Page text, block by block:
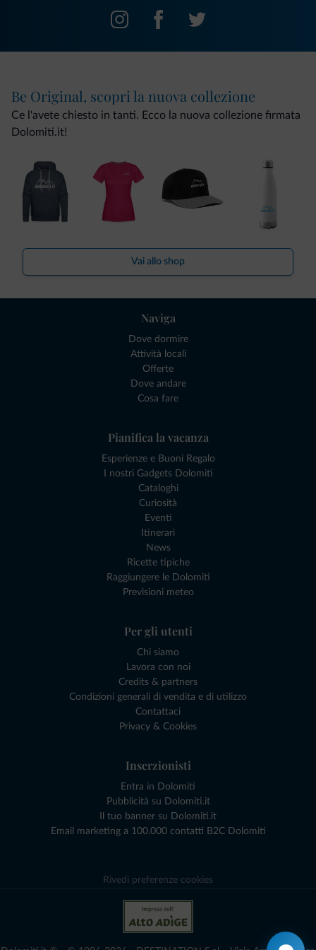
Be Original, scopri la nuova collezione
Ce l'avete chiesto in tanti. Ecco la nuova collezione firmata
Dolomiti.it!
Vai allo shop
Naviga
Dove dormire
Attività locali
Offerte
Dove andare
Cosa fare
Pianifica la vacanza
Esperienze e Buoni Regalo
I nostri Gadgets Dolomiti
Cataloghi
Curiosità
Eventi
Itinerari
News
Ricette tipiche
Raggiungere le Dolomiti
Previsioni meteo
Per gli utenti
Chi siamo
Lavora con noi
Credits & partners
Condizioni generali di vendita e di utilizzo
Contattaci
Privacy & Cookies
Inserzionisti
Entra in Dolomiti
Pubblicità su Dolomiti.it
Il tuo banner su Dolomiti.it
Email marketing a 100.000 contatti B2C Dolomiti
Rivedi preferenze cookies